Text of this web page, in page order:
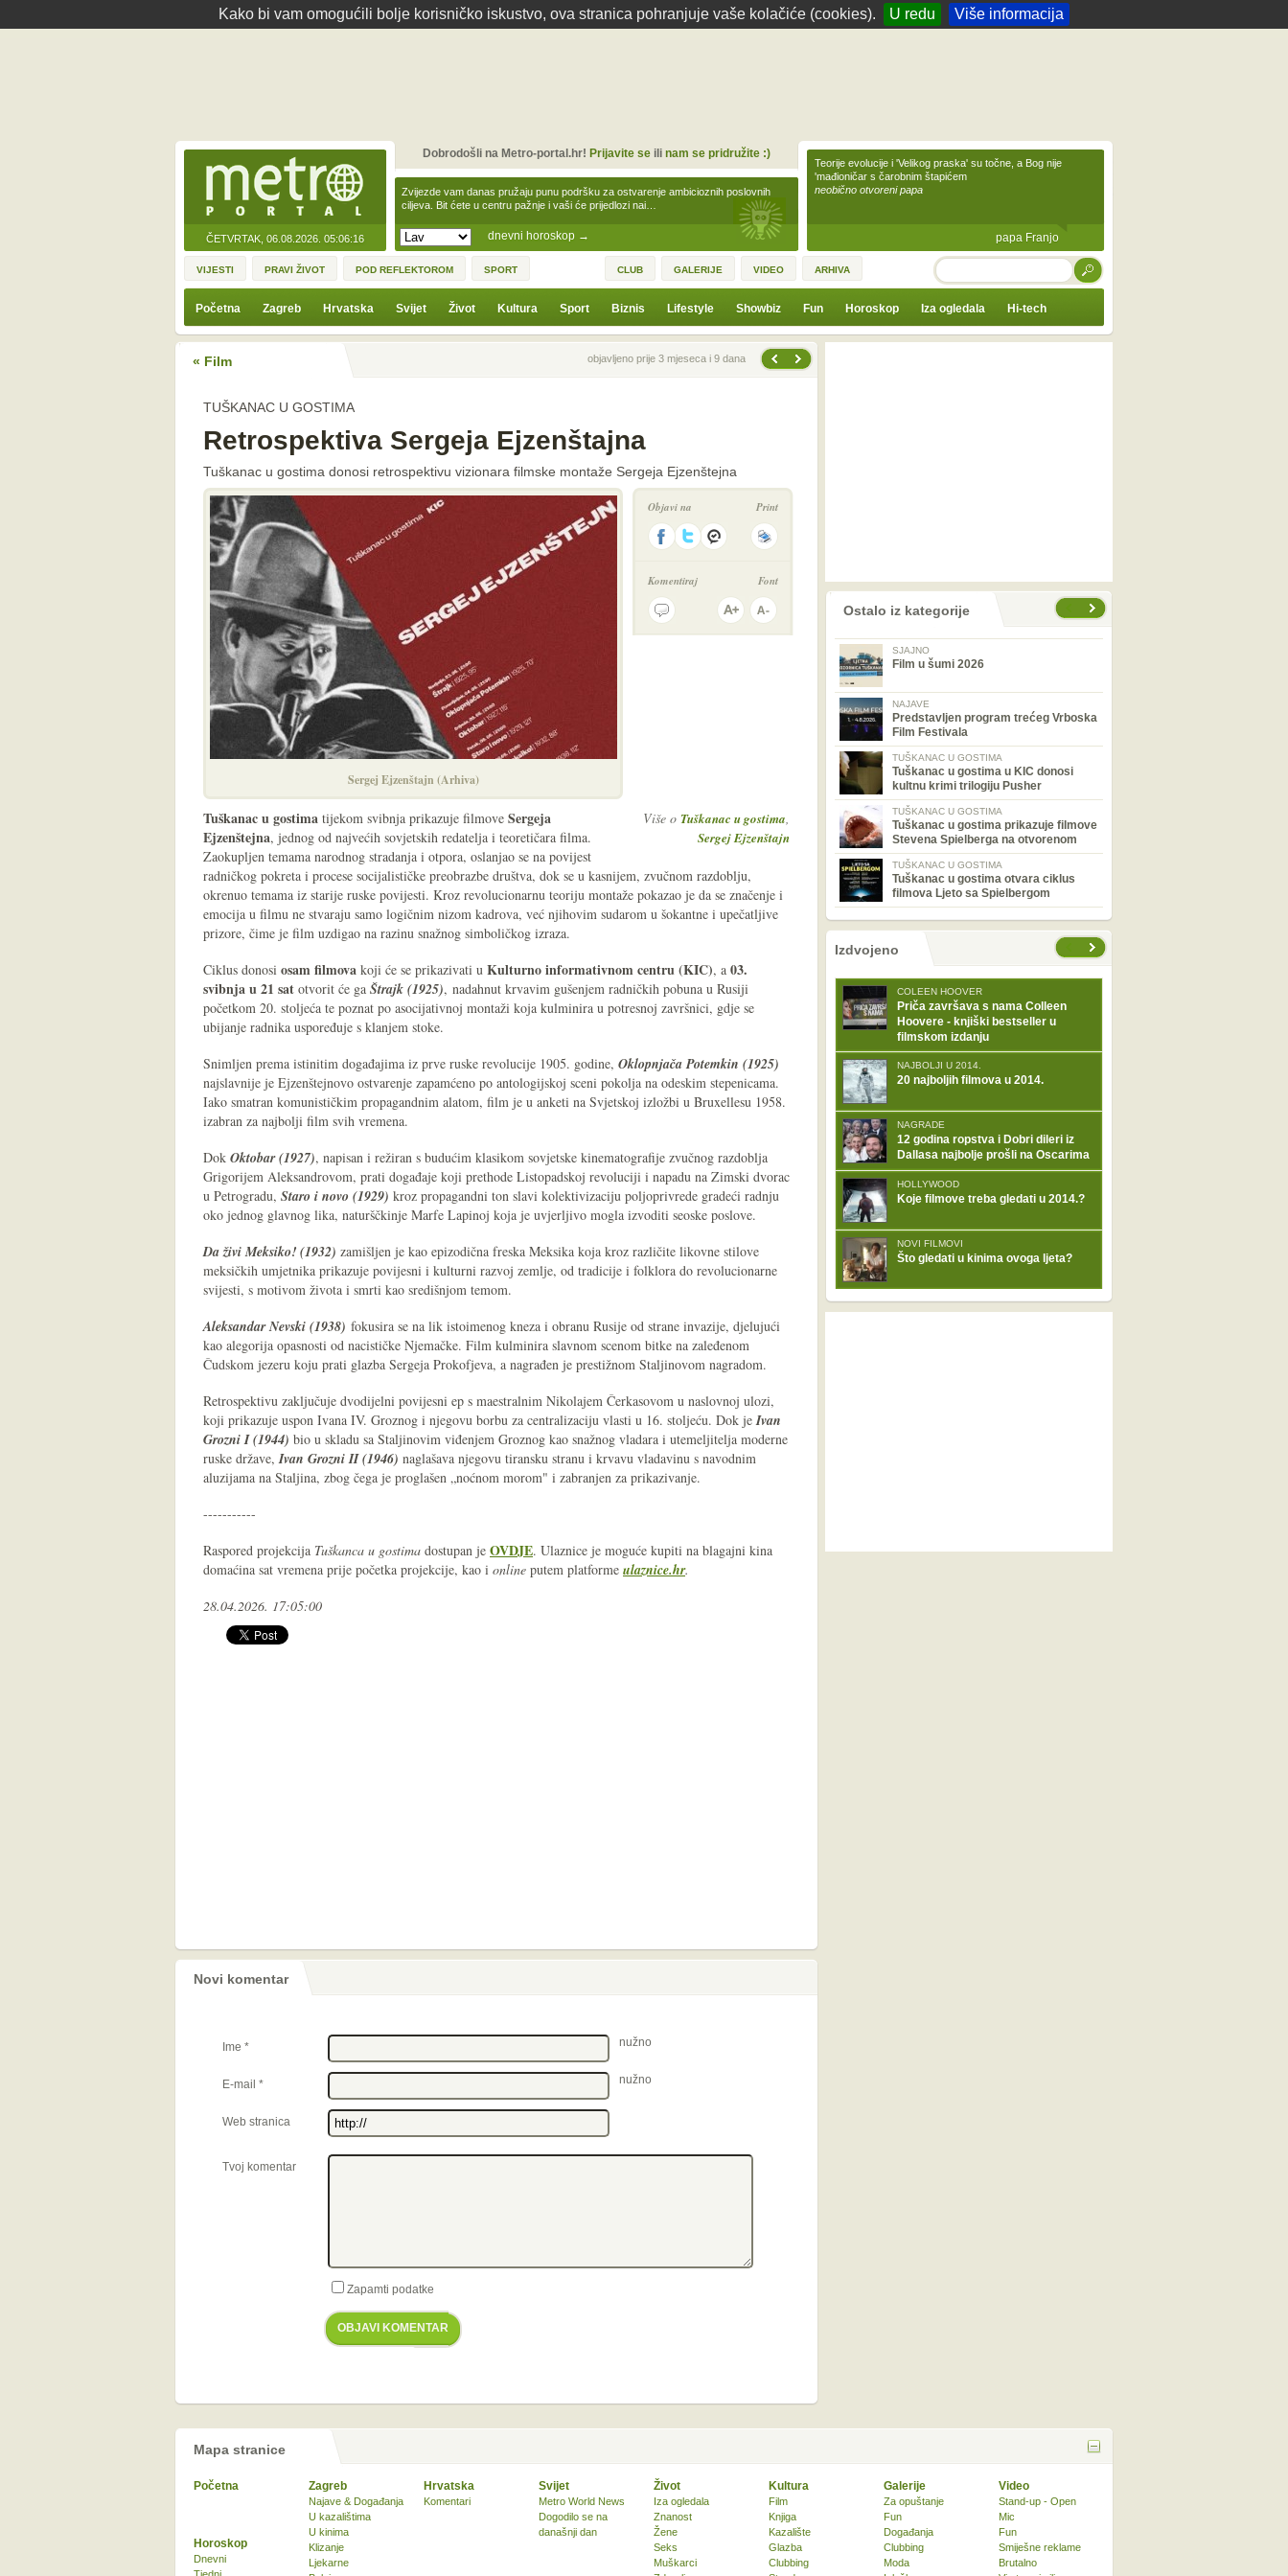
Kako bi vam omogućili bolje korisničko iskustvo, ova stranica pohranjuje vaše kolačiće (cookies). U redu Više informacija
ČETVRTAK, 06.08.2026. 05:06:16 dnevni horoskop →
Zvijezde vam danas pružaju punu podršku za ostvarenje ambicioznih poslovnih
ciljeva. Bit ćete u centru pažnje i vaši će prijedlozi nai…
Dobrodošli na Metro-portal.hr! Prijavite seili nam se pridružite :)
Teorije evolucije i 'Velikog praska' su točne, a Bog nije
'mađioničar s čarobnim štapićem
neobično otvoreni papa
papa Franjo
VIJESTI PRAVI ŽIVOT POD REFLEKTOROM SPORT CLUB GALERIJE VIDEO ARHIVA TRAŽI
Početna Zagreb Hrvatska Svijet Život Kultura Sport Biznis Lifestyle Showbiz Fun Horoskop Iza ogledala Hi-tech
« Film Prethodna vijestobjavljeno prije 3 mjeseca i 9 dana
TUŠKANAC U GOSTIMA
Retrospektiva Sergeja Ejzenštajna
Tuškanac u gostima donosi retrospektivu vizionara filmske montaže Sergeja Ejzenštejna
Sergej Ejzenštajn (Arhiva)
Objavi na Print
Komentiraj Font
Više o Tuškanac u gostima,
Sergej Ejzenštajn
Tuškanac u gostima tijekom svibnja prikazuje filmove Sergeja
Ejzenštejna, jednog od najvećih sovjetskih redatelja i teoretičara filma.
Zaokupljen temama narodnog stradanja i otpora, oslanjao se na povijest
radničkog pokreta i procese socijalističke preobrazbe društva, dok se u kasnijem, zvučnom razdoblju,
okrenuo temama iz starije ruske povijesti. Kroz revolucionarnu teoriju montaže pokazao je da se značenje i
emocija u filmu ne stvaraju samo logičnim nizom kadrova, već njihovim sudarom u šokantne i upečatljive
prizore, čime je film uzdigao na razinu snažnog simboličkog izraza.
Ciklus donosi osam filmova koji će se prikazivati u Kulturno informativnom centru (KIC), a 03.
svibnja u 21 sat otvorit će ga Štrajk (1925), nadahnut krvavim gušenjem radničkih pobuna u Rusiji
početkom 20. stoljeća te poznat po asocijativnoj montaži koja kulminira u potresnoj završnici, gdje se
ubijanje radnika uspoređuje s klanjem stoke.
Snimljen prema istinitim događajima iz prve ruske revolucije 1905. godine, Oklopnjača Potemkin (1925)
najslavnije je Ejzenštejnovo ostvarenje zapamćeno po antologijskoj sceni pokolja na odeskim stepenicama.
Iako smatran komunističkim propagandnim alatom, film je u anketi na Svjetskoj izložbi u Bruxellesu 1958.
izabran za najbolji film svih vremena.
Dok Oktobar (1927), napisan i režiran s budućim klasikom sovjetske kinematografije zvučnog razdoblja
Grigorijem Aleksandrovom, prati događaje koji prethode Listopadskoj revoluciji i napadu na Zimski dvorac
u Petrogradu, Staro i novo (1929) kroz propagandni ton slavi kolektivizaciju poljoprivrede gradeći radnju
oko jednog glavnog lika, naturščkinje Marfe Lapinoj koja je uvjerljivo mogla izvoditi seoske poslove.
Da živi Meksiko! (1932) zamišljen je kao epizodična freska Meksika koja kroz različite likovne stilove
meksičkih umjetnika prikazuje povijesni i kulturni razvoj zemlje, od tradicije i folklora do revolucionarne
svijesti, s motivom života i smrti kao središnjom temom.
Aleksandar Nevski (1938) fokusira se na lik istoimenog kneza i obranu Rusije od strane invazije, djelujući
kao alegorija opasnosti od nacističke Njemačke. Film kulminira slavnom scenom bitke na zaleđenom
Čudskom jezeru koju prati glazba Sergeja Prokofjeva, a nagrađen je prestižnom Staljinovom nagradom.
Retrospektivu zaključuje dvodijelni povijesni ep s maestralnim Nikolajem Čerkasovom u naslovnoj ulozi,
koji prikazuje uspon Ivana IV. Groznog i njegovu borbu za centralizaciju vlasti u 16. stoljeću. Dok jeIvan
Grozni I (1944) bio u skladu sa Staljinovim viđenjem Groznog kao snažnog vladara i utemeljitelja moderne
ruske države,Ivan Grozni II (1946) naglašava njegovu tiransku stranu i krvavu vladavinu s navodnim
aluzijama na Staljina, zbog čega je proglašen „noćnom morom" i zabranjen za prikazivanje.
-----------
Raspored projekcija Tuškanca u gostima dostupan je OVDJE. Ulaznice je moguće kupiti na blagajni kina
domaćina sat vremena prije početka projekcije, kao i online putem platforme ulaznice.hr.
28.04.2026. 17:05:00
Novi komentar
Ime * nužno
E-mail * nužno
Web stranica
Tvoj komentar
Zapamti podatke
OBJAVI KOMENTAR
prethodno Ostalo iz kategorije
SJAJNO
Film u šumi 2026
NAJAVE
Predstavljen program trećeg Vrboska
Film Festivala
TUŠKANAC U GOSTIMA
Tuškanac u gostima u KIC donosi
kultnu krimi trilogiju Pusher
TUŠKANAC U GOSTIMA
Tuškanac u gostima prikazuje filmove
Stevena Spielberga na otvorenom
TUŠKANAC U GOSTIMA
Tuškanac u gostima otvara ciklus
filmova Ljeto sa Spielbergom
nema prethodne stranice
sljedećeIzdvojeno
COLEEN HOOVER
Priča završava s nama Colleen
Hoovere - knjiški bestseller u
filmskom izdanju
NAJBOLJI U 2014.
20 najboljih filmova u 2014.
NAGRADE
12 godina ropstva i Dobri dileri iz
Dallasa najbolje prošli na Oscarima
HOLLYWOOD
Koje filmove treba gledati u 2014.?
NOVI FILMOVI
Što gledati u kinima ovoga ljeta?
Mapa stranice
Početna Zagreb
Najave & Događanja
U kazalištima
U kinima
Klizanje
Ljekarne
Hrvatska
Komentari
Svijet
Metro World News
Dogodilo se na
današnji dan
Život
Iza ogledala
Znanost
Žene
Seks
Muškarci
Kultura
Film
Knjiga
Kazalište
Glazba
Clubbing
Horoskop
Dnevni
Galerije
Za opuštanje
Fun
Događanja
Clubbing
Moda
Video
Stand-up - Open
Mic
Fun
Smiješne reklame
Brutalno